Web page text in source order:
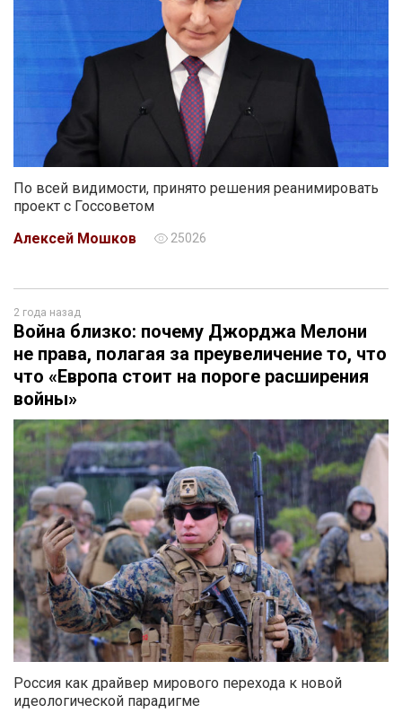
По всей видимости, принято решения реанимировать
проект с Госсоветом
Алексей Мошков
25026
2 года назад
Война близко: почему Джорджа Мелони
не права, полагая за преувеличение то, что
что «Европа стоит на пороге расширения
войны»
Россия как драйвер мирового перехода к новой
идеологической парадигме